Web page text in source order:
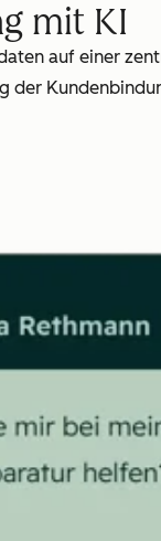
mit KI
auf einer